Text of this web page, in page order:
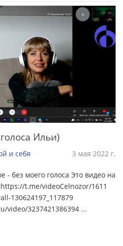
Ильи)
и себя 3 мая 2022 г.
- без моего голоса Это видео на
t.me/videoCelnozor/1611
130624197_117879
video/3237421386394 ...